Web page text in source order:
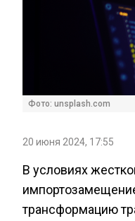
Фото: unsplash.com
20 июня 2024, 17:55
В условиях
трансформацию